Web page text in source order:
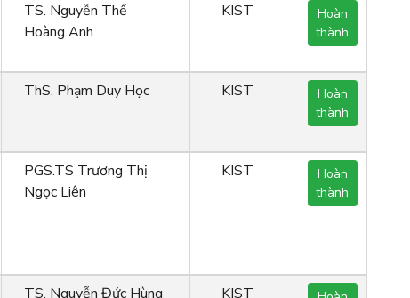
TS. Nguyễn Thế
Hoàng Anh
KIST
Hoàn
thành
ThS. Phạm Duy Học KIST
Hoàn
thành
PGS.TS Trương Thị
Ngọc Liên
KIST
Hoàn
thành
TS. Nguyễn Đức Hùng KIST